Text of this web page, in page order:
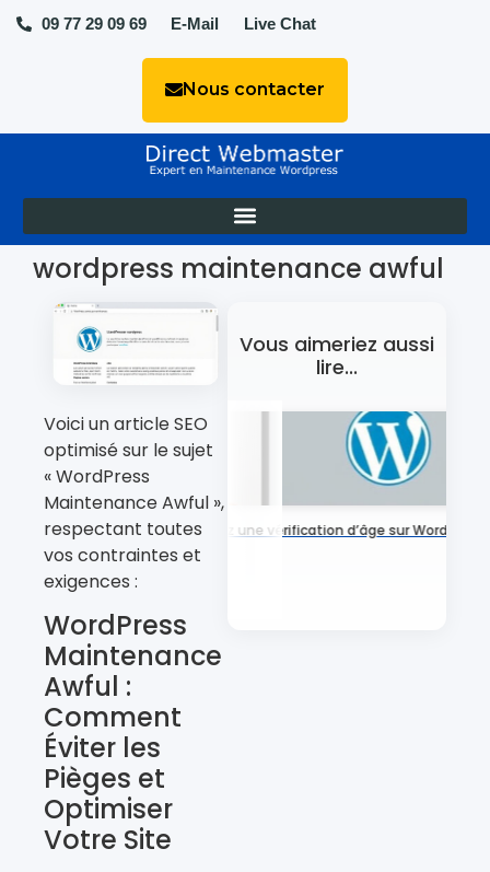
09 77 29 09 69 E-Mail Live Chat
Nous contacter
wordpress maintenance awful
Voici un article SEO
optimisé sur le sujet
« WordPress
Maintenance Awful »,
respectant toutes
vos contraintes et
exigences :
WordPress
Maintenance
Awful :
Comment
Éviter les
Pièges et
Optimiser
Votre Site
Vous aimeriez aussi
lire...
Ajoutez une vérification d’âge sur WordPress